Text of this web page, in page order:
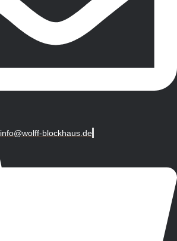
info@wolff-blockhaus.de